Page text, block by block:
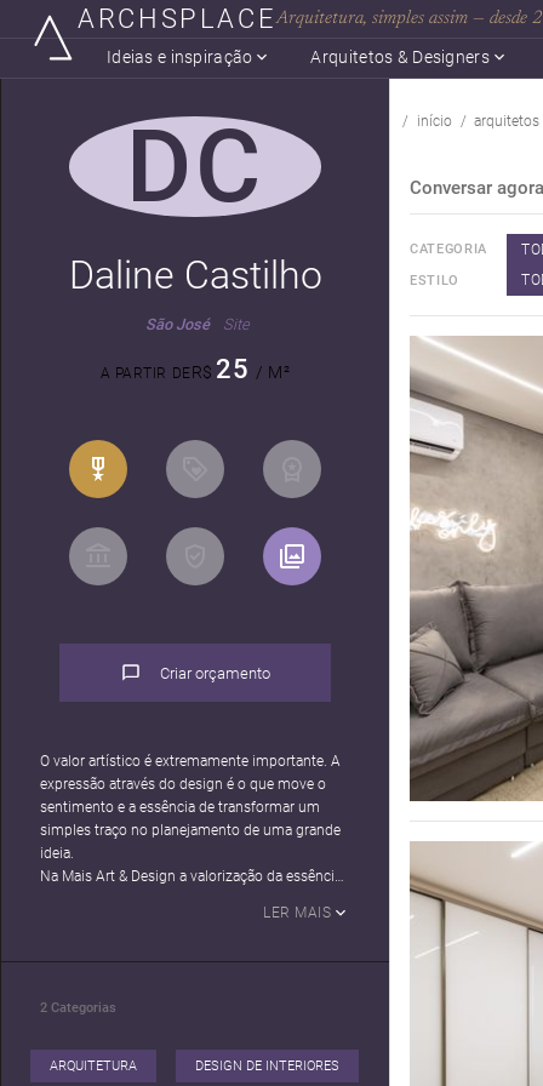
ARCHSPLACEArquitetura, simples assim — desde
Ideias e inspiração Arquitetos & Designers
DC
Daline Castilho
São José Site
A PARTIR DER$ 25 / M²
Criar orçamento
O valor artístico é extremamente importante. A
expressão através do design é o que move o
sentimento e a essência de transformar um
simples traço no planejamento de uma grande
ideia.
Na Mais Art & Design a valorização da essência
Acreditamos que cada projeto/cliente é único e
atendimento aos desejos dos clientes, guiando-
LER MAIS
2 Categorias
ARQUITETURA DESIGN DE INTERIORES
início arquitetos
Conversar agora
CATEGORIA
ESTILO